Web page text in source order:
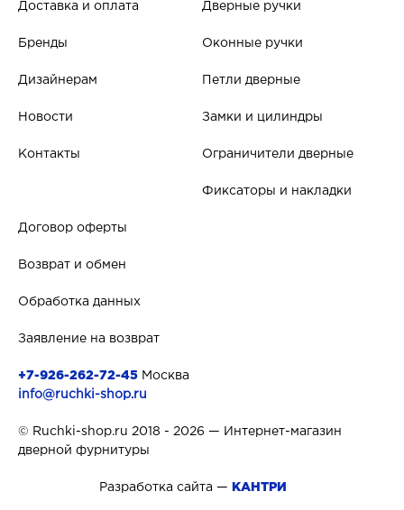
Доставка и оплата
Бренды
Дизайнерам
Новости
Контакты
Дверные ручки
Оконные ручки
Петли дверные
Замки и цилиндры
Ограничители дверные
Фиксаторы и накладки
Договор оферты
Возврат и обмен
Обработка данных
Заявление на возврат
+7-926-262-72-45 Москва
info@ruchki-shop.ru
© Ruchki-shop.ru 2018 - 2026 — Интернет-магазин
дверной фурнитуры
Разработка сайта — КАНТРИ